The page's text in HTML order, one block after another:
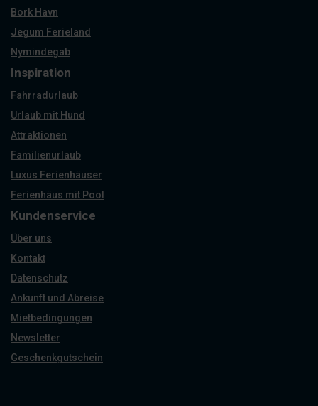
Bork Havn
Jegum Ferieland
Nymindegab
Inspiration
Fahrradurlaub
Urlaub mit Hund
Attraktionen
Familienurlaub
Luxus Ferienhäuser
Ferienhäus mit Pool
Kundenservice
Über uns
Kontakt
Datenschutz
Ankunft und Abreise
Mietbedingungen
Newsletter
Geschenkgutschein